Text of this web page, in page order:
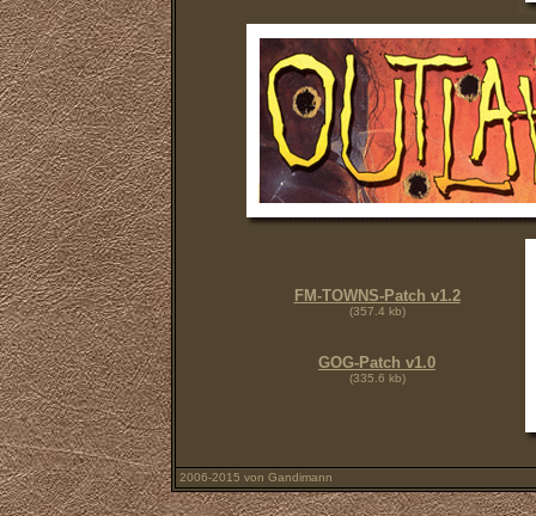
FM-TOWNS-Patch v1.2
(357.4 kb)
GOG-Patch v1.0
(335.6 kb)
2006-2015 von Gandimann